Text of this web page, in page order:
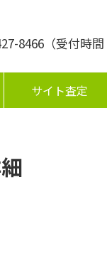
8466 （受付時
サイト査定